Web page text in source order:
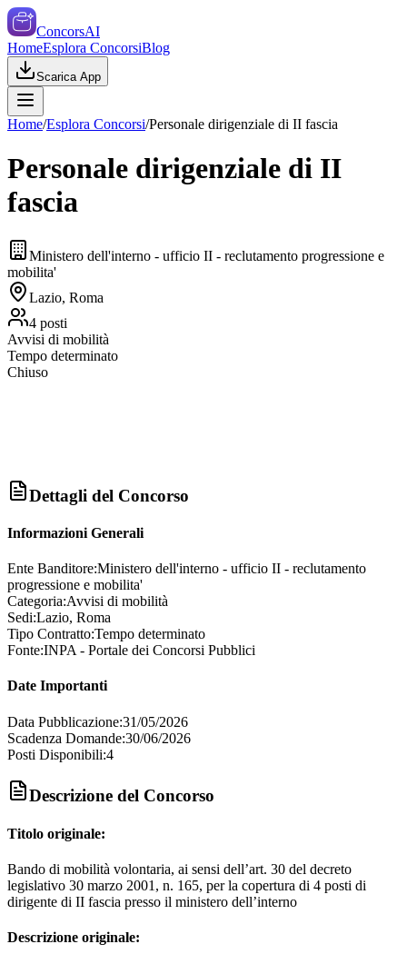
ConcorsAI
HomeEsplora ConcorsiBlog
Scarica App
Home/Esplora Concorsi/Personale dirigenziale di II fascia
Personale dirigenziale di II
fascia
Ministero dell'interno - ufficio II - reclutamento progressione e
mobilita'
Lazio, Roma
4 posti
Avvisi di mobilità
Tempo determinato
Chiuso
Dettagli del Concorso
Informazioni Generali
Ente Banditore:Ministero dell'interno - ufficio II - reclutamento
progressione e mobilita'
Categoria:Avvisi di mobilità
Sedi:Lazio, Roma
Tipo Contratto:Tempo determinato
Fonte:INPA - Portale dei Concorsi Pubblici
Date Importanti
Data Pubblicazione:31/05/2026
Scadenza Domande:30/06/2026
Posti Disponibili:4
Descrizione del Concorso
Titolo originale:
Bando di mobilità volontaria, ai sensi dell’art. 30 del decreto
legislativo 30 marzo 2001, n. 165, per la copertura di 4 posti di
dirigente di II fascia presso il ministero dell’interno
Descrizione originale: